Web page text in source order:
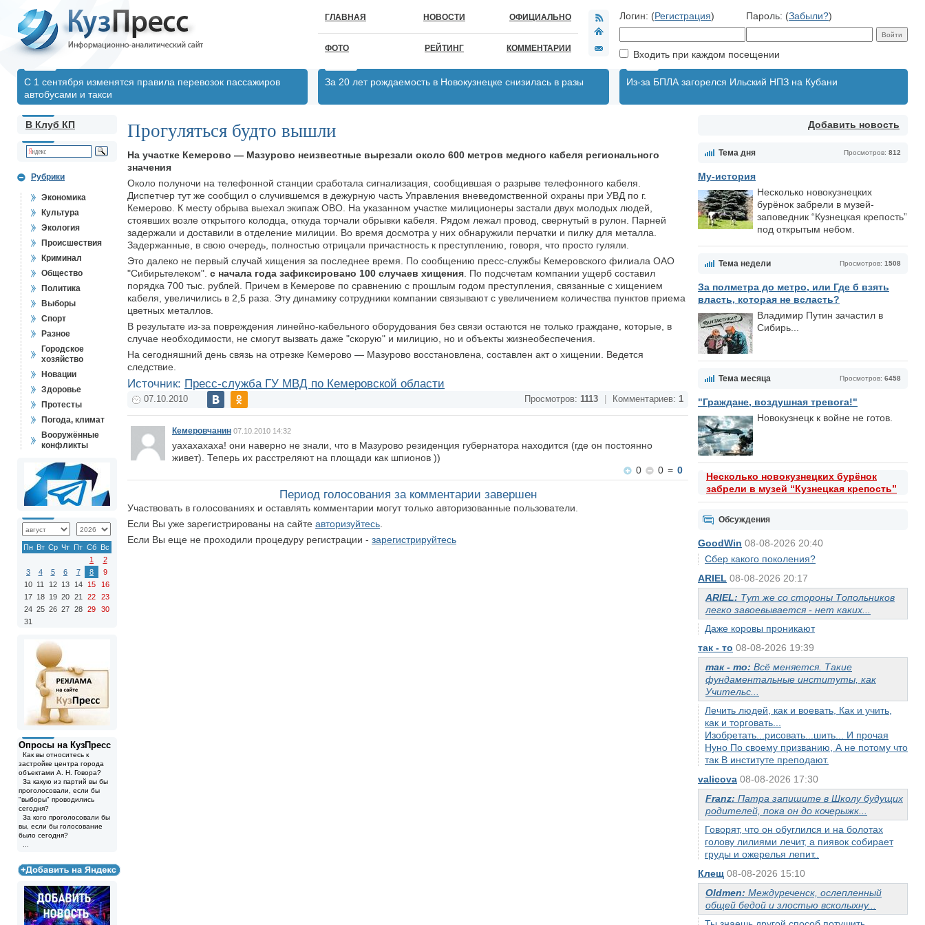
ГЛАВНАЯ НОВОСТИ ОФИЦИАЛЬНО
ФОТО РЕЙТИНГ КОММЕНТАРИИ
Логин: (Регистрация) Пароль: (Забыли?)
Входить при каждом посещении
С 1 сентября изменятся правила перевозок пассажиров
автобусами и такси
За 20 лет рождаемость в Новокузнецке снизилась в разы Из-за БПЛА загорелся Ильский НПЗ на Кубани
Добавить новость
Просмотров: 812
Тема дня
Му-история
Несколько новокузнецких
бурёнок забрели в музей-
заповедник “Кузнецкая крепость”
под открытым небом.
Просмотров: 1508
Тема недели
За полметра до метро, или Где б взять
власть, которая не всласть?
Владимир Путин зачастил в
Сибирь...
Просмотров: 6458
Тема месяца
"Граждане, воздушная тревога!"
Новокузнецк к войне не готов.
Несколько новокузнецких бурёнок
забрели в музей “Кузнецкая крепость”
Обсуждения
GoodWin 08-08-2026 20:40
Сбер какого поколения?
ARIEL 08-08-2026 20:17
ARIEL: Тут же со стороны Топольников
легко завоевывается - нет каких...
Даже коровы проникают
так - то 08-08-2026 19:39
так - то: Всё меняется. Такие
фундаментальные институты, как
Учительс...
Лечить людей, как и воевать, Как и учить,
как и торговать...
Изобретать...рисовать...шить... И прочая
Нуно По своему призванию, А не потому что
так В институте преподают.
valicova 08-08-2026 17:30
Franz: Патра запишите в Школу будущих
родителей, пока он до кочерыжк...
Говорят, что он обуглился и на болотах
голову лилиями лечит, а пиявок собирает
груды и ожерелья лепит..
Клещ 08-08-2026 15:10
Oldmen: Междуреченск, ослепленный
общей бедой и злостью всколыхну...
В Клуб КП
Рубрики
Экономика
Культура
Экология
Происшествия
Криминал
Общество
Политика
Выборы
Спорт
Разное
Городское
хозяйство
Новации
Здоровье
Протесты
Погода, климат
Вооружённые
конфликты
Пн Вт Ср Чт Пт Сб Вс
1
2
3
4 5 6 7 8
9
10 11 12 13 14 15
16
17 18 19 20 21 22
23
24 25 26 27 28 29
30
31
Опросы на КузПресс
Как вы относитесь к
застройке центра города
объектами А. Н. Говора?
За какую из партий вы бы
проголосовали, если бы
"выборы" проводились
сегодня?
За кого проголосовали бы
вы, если бы голосование
было сегодня?
Прогуляться будто вышли
На участке Кемерово — Мазурово неизвестные вырезали около 600 метров медного кабеля регионального
значения
Около полуночи на телефонной станции сработала сигнализация, сообщившая о разрыве телефонного кабеля.
Диспетчер тут же сообщил о случившемся в дежурную часть Управления вневедомственной охраны при УВД по г.
Кемерово. К месту обрыва выехал экипаж ОВО. На указанном участке милиционеры застали двух молодых людей,
стоявших возле открытого колодца, откуда торчали обрывки кабеля. Рядом лежал провод, свернутый в рулон. Парней
задержали и доставили в отделение милиции. Во время досмотра у них обнаружили перчатки и пилку для металла.
Задержанные, в свою очередь, полностью отрицали причастность к преступлению, говоря, что просто гуляли.
Это далеко не первый случай хищения за последнее время. По сообщению пресс-службы Кемеровского филиала ОАО
"Сибирьтелеком". с начала года зафиксировано 100 случаев хищения . По подсчетам компании ущерб составил
порядка 700 тыс. рублей. Причем в Кемерове по сравнению с прошлым годом преступления, связанные с хищением
кабеля, увеличились в 2,5 раза. Эту динамику сотрудники компании связывают с увеличением количества пунктов приема
цветных металлов.
В результате из-за повреждения линейно-кабельного оборудования без связи остаются не только граждане, которые, в
случае необходимости, не смогут вызвать даже "скорую" и милицию, но и объекты жизнеобеспечения.
На сегодняшний день связь на отрезке Кемерово — Мазурово восстановлена, составлен акт о хищении. Ведется
следствие.
Источник: Пресс-служба ГУ МВД по Кемеровской области
07.10.2010 Просмотров: 1113 Комментариев: 1
Кемеровчанин 07.10.2010 14:32
уахахахаха! они наверно не знали, что в Мазурово резиденция губернатора находится (где он постоянно
живет). Теперь их расстреляют на площади как шпионов ))
0
0 = 0
Период голосования за комментарии завершен
Участвовать в голосованиях и оставлять комментарии могут только авторизованные пользователи.
Если Вы уже зарегистрированы на сайте авторизуйтесь
Если Вы еще не проходили процедуру регистрации - зарегистрируйтесь